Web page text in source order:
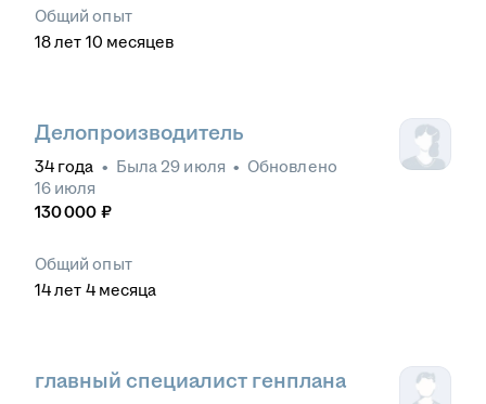
Общий опыт
18лет 10 месяцев
Делопроизводитель
34 года • Была 29 июля • Обновлено
16 июля
130 000 ₽
Общий опыт
14лет 4 месяца
главный специалист генплана